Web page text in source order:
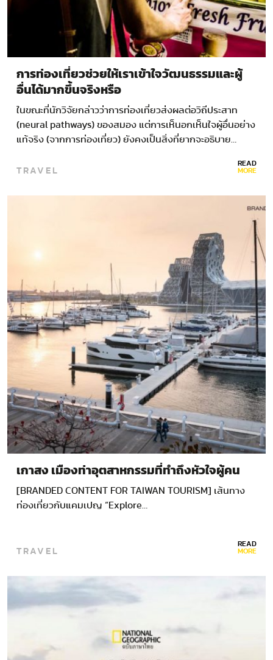
การท่องเที่ยวช่วยให้เราเข้าใจวัฒนธรรมและผู้
อื่นได้มากขึ้นจริงหรือ
ในขณะที่นักวิจัยกล่าวว่าการท่องเที่ยวส่งผลต่อวิถีประสาท
(neural pathways) ของสมอง แต่การเห็นอกเห็นใจผู้อื่นอย่าง
แท้จริง (จากการท่องเที่ยว) ยังคงเป็นสิ่งที่ยากจะอธิบาย…
TRAVEL READ
MORE
เกาสง เมืองท่าอุตสาหกรรมที่ทำถึงหัวใจผู้คน
[BRANDED CONTENT FOR TAIWAN TOURISM] เส้นทาง
ท่องเที่ยวกับแคมเปญ “Explore…
TRAVEL READ
MORE